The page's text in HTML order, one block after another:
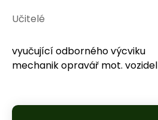
Učitelé
vyučující odborného výcviku
mechanik opravář mot. vozidel